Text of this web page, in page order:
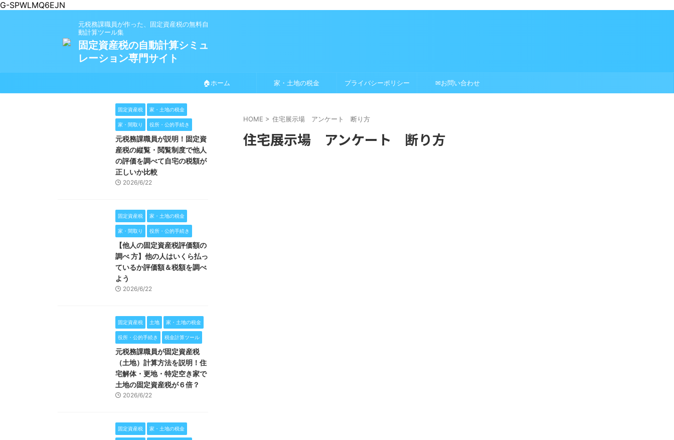
G-SPWLMQ6EJN
元税務課職員が作った、固定資産税の無料自
動計算ツール集
固定資産税の自動計算シミュ
レーション専門サイト
🏠ホーム 家・土地の税金 プライバシーポリシー ✉お問い合わせ
HOME > 住宅展示場 アンケート 断り方
住宅展示場 アンケート 断り方
固定資産税 家・土地の税金
家・間取り 役所・公的手続き
元税務課職員が説明！固定資
産税の縦覧・閲覧制度で他人
の評価を調べて自宅の税額が
正しいか比較
2026/6/22
固定資産税 家・土地の税金
家・間取り 役所・公的手続き
【他人の固定資産税評価額の
調べ 方】他の人はいくら払っ
ているか評価額＆税額を調べ
よう
2026/6/22
固定資産税 土地 家・土地の税金
役所・公的手続き 税金計算ツール
元税務課職員が固定資産税
（土地）計算方法を説明！住
宅解体・更地・特定空き家で
土地の固定資産税が６倍？
2026/6/22
固定資産税 家・土地の税金